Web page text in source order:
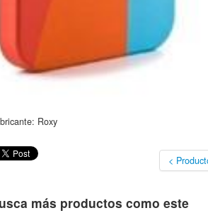
Roxy
<
más productos como este